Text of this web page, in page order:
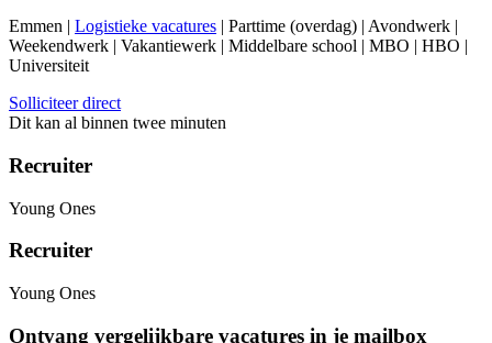
Emmen | Logistieke vacatures | Parttime (overdag) | Avondwerk |
Weekendwerk | Vakantiewerk | Middelbare school | MBO | HBO |
Universiteit
Solliciteer direct
Dit kan al binnen twee minuten
Recruiter
Young Ones
Recruiter
Young Ones
Ontvang vergelijkbare vacatures in je mailbox